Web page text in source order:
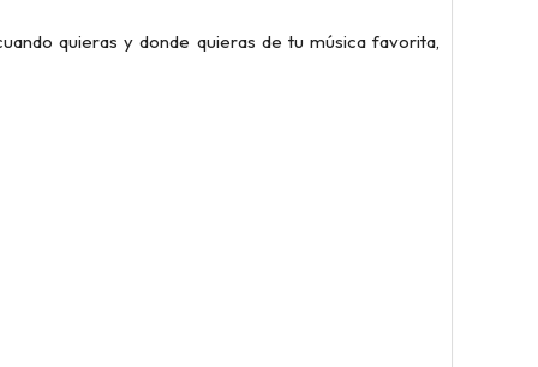
quieras y donde quieras de tu música favorita,